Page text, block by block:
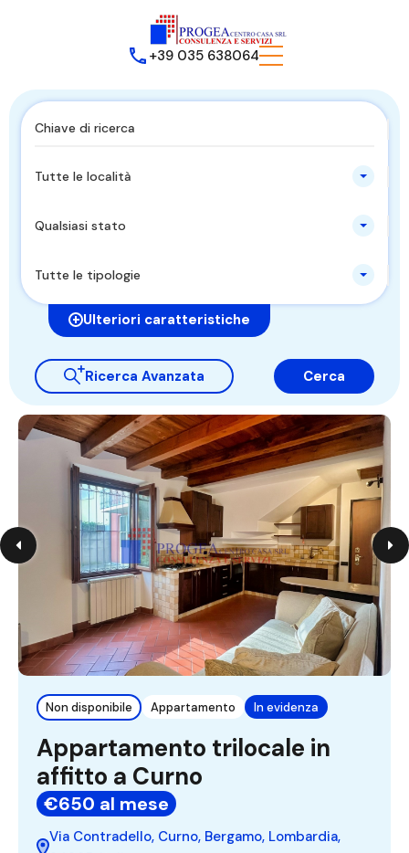
+39 035 638064
Tutte le località
Qualsiasi stato
Tutte le tipologie
Ulteriori caratteristiche
Ricerca Avanzata Cerca
Non disponibile Appartamento In evidenza
Appartamento trilocale in
affitto a Curno
€650 al mese
Via Contradello, Curno, Bergamo, Lombardia,